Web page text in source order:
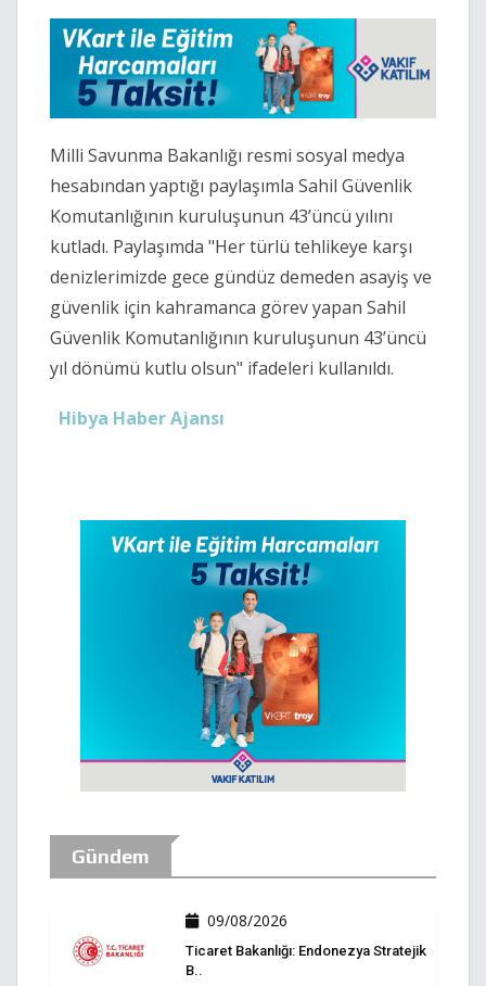
Milli Savunma Bakanlığı resmi sosyal medya
hesabından yaptığı paylaşımla Sahil Güvenlik
Komutanlığının kuruluşunun 43’üncü yılını
kutladı. Paylaşımda "Her türlü tehlikeye karşı
denizlerimizde gece gündüz demeden asayiş ve
güvenlik için kahramanca görev yapan Sahil
Güvenlik Komutanlığının kuruluşunun 43’üncü
yıl dönümü kutlu olsun" ifadeleri kullanıldı.
Hibya Haber Ajansı
Gündem
09/08/2026
Ticaret Bakanlığı: Endonezya Stratejik
B..